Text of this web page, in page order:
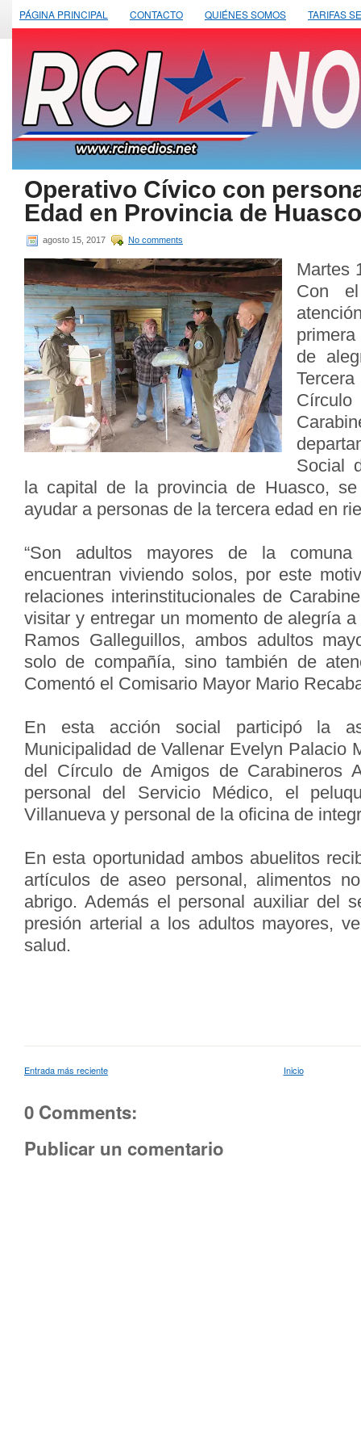
PÁGINA PRINCIPAL CONTACTO QUIÉNES SOMOS TARIFAS
Operativo Cívico con
Edad en Provincia de Huasco
agosto 15, 2017 No comments
Martes
Con
primera
de
Social
la capital de la provincia de Huasco,
ayudar a personas de la tercera edad en
“Son adultos mayores de la
encuentran viviendo solos, por este
relaciones interinstitucionales de
visitar y entregar un momento de alegría
Ramos Galleguillos, ambos adultos
solo de compañía, sino también de
Comentó el Comisario Mayor Mario
En esta acción social participó la
Municipalidad de Vallenar Evelyn Palacio
del Círculo de Amigos de Carabineros
personal del Servicio Médico, el
Villanueva y personal de la oficina de
En esta oportunidad ambos abuelitos
artículos de aseo personal, alimentos
abrigo. Además el personal auxiliar del
presión arterial a los adultos mayores,
salud.
Entrada más reciente Inicio
0 Comments:
Publicar un comentario